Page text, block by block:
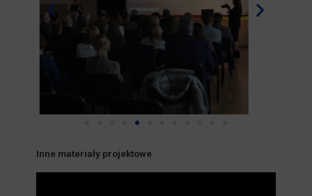
Inne materiały projektowe